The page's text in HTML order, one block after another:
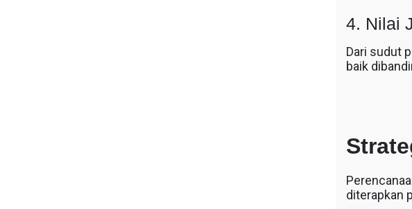
4. Nilai
Dari sudut
baik
diterapkan